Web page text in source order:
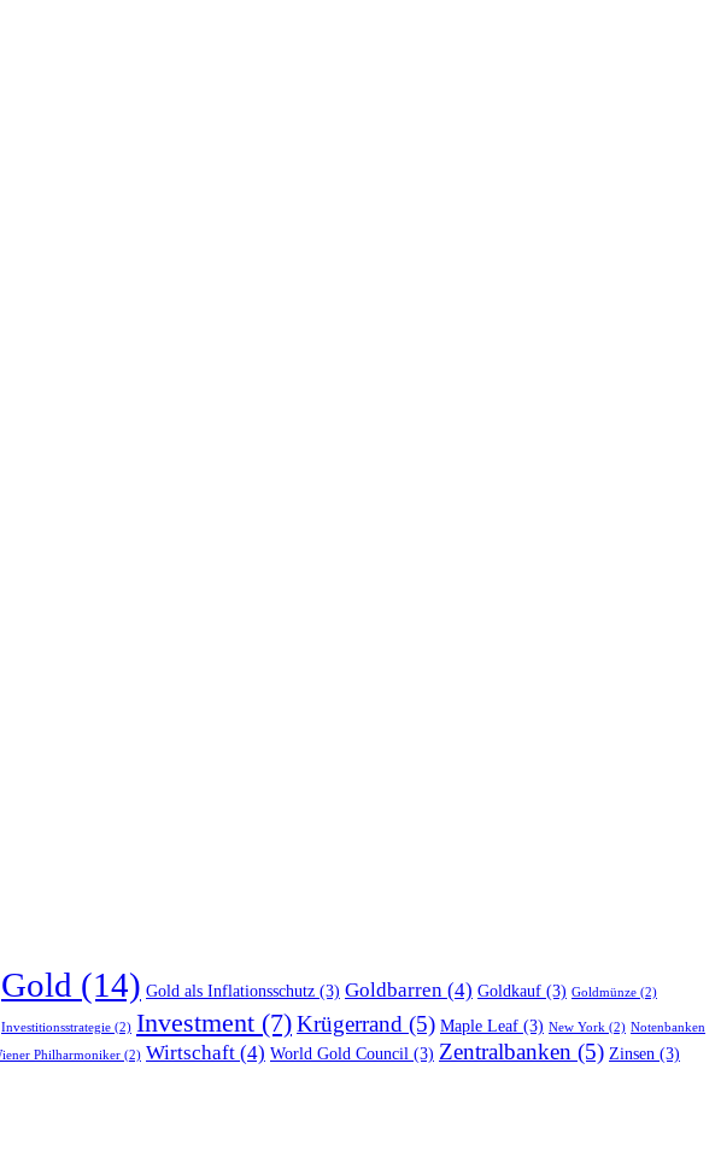
Gold (14) Gold als Inflationsschutz (3) Goldbarren (4) Goldkauf (3) Goldmünze (2)
Investitionsstrategie (2) Investment (7)Krügerrand (5) Maple Leaf (3) New York (2) Notenbanken
Philharmoniker (2) Wirtschaft (4) World Gold Council (3) Zentralbanken (5) Zinsen (3)